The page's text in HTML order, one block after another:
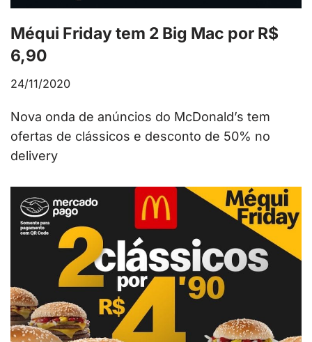
Méqui Friday tem 2 Big Mac por R$
6,90
24/11/2020
Nova onda de anúncios do McDonald’s tem
ofertas de clássicos e desconto de 50% no
delivery